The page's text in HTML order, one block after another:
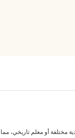
مختلفة أو معلم تاريخي،